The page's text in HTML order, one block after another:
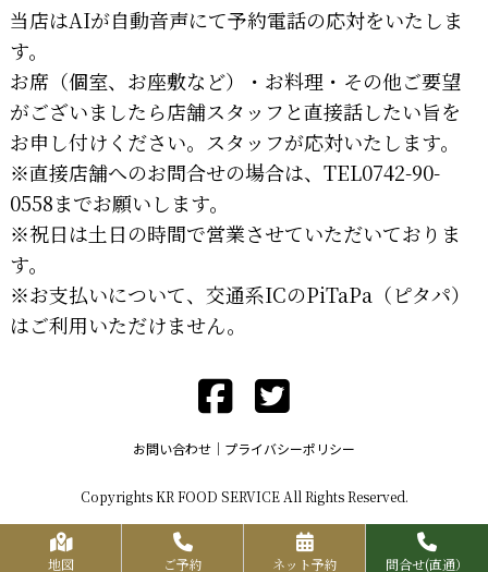
当店はAIが自動音声にて予約電話の応対をいたしま
す。
お席（個室、お座敷など）・お料理・その他ご要望
がございましたら店舗スタッフと直接話したい旨を
お申し付けください。スタッフが応対いたします。
※直接店舗へのお問合せの場合は、TEL0742-90-
0558までお願いします。
※祝日は土日の時間で営業させていただいておりま
す。
※お支払いについて、交通系ICのPiTaPa（ピタパ）
はご利用いただけません。
お問い合わせ プライバシーポリシー
Copyrights KR FOOD SERVICE All Rights Reserved.
地図 ご予約 ネット予約 問合せ(直通）